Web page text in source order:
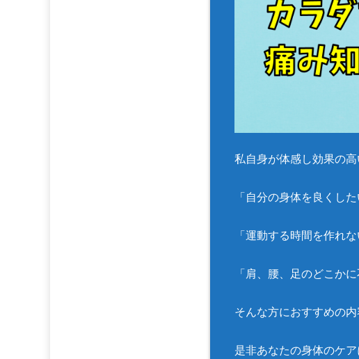
私自身が体感し効果の
「自分の身体を良くし
「運動する時間を作れな
「肩、腰、足のどこか
そんな方におすすめの
是非あなたの身体のケア